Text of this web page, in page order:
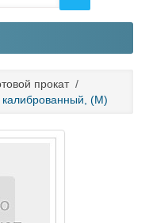
прокат /
калиброванный, (М)